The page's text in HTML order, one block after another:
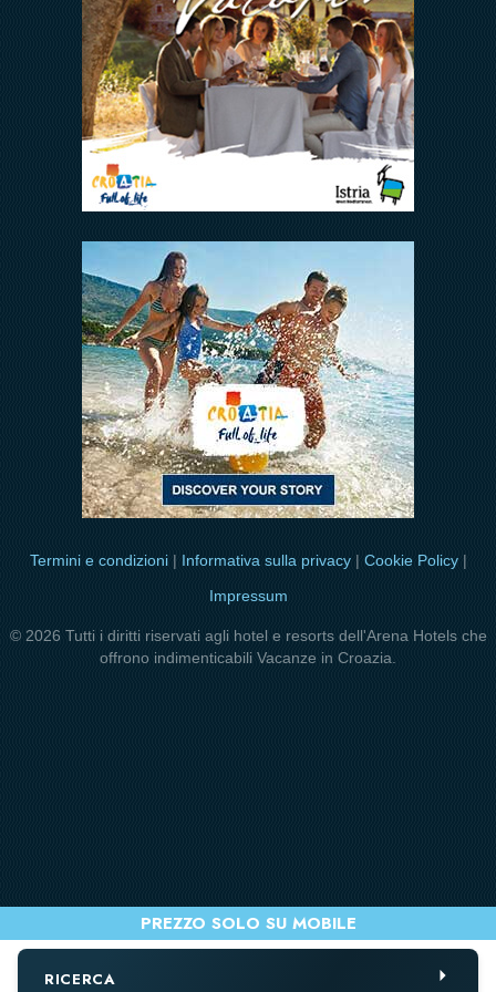
RICERCA
Termini e condizioni| Informativa sulla privacy| Cookie Policy|
Impressum
© 2026 Tutti i diritti riservati agli hotel e resorts dell'Arena Hotels che
offrono indimenticabili Vacanze in Croazia.